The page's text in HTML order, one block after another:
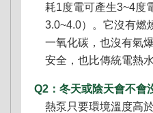
耗1度電可產生3~4度
3.0~4.0）。它沒有燃
一氧化碳，也沒有氣
安全，也比傳統電熱
Q2：冬天或陰天會不會
熱泵只要環境溫度高